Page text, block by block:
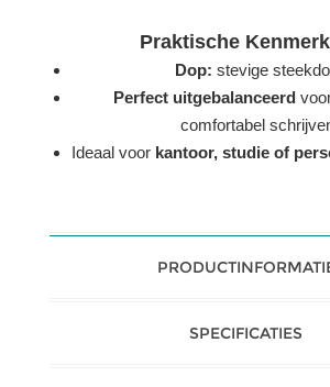
Praktische
Dop: stevige
Perfect uitgebalanceerd
comfortabel
Ideaal voor kantoor, studie of
SPECIFICATIES